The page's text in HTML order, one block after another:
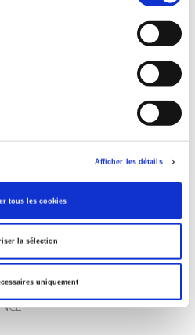
Afficher les détails
tous les cookies
la sélection
uniquement